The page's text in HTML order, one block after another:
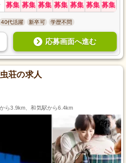
募集 募集 募集 募集 募集 募集 募集
40代活躍 新卒可 学歴不問
応募画面へ進む
荘の求人
ら3.9km、和気駅から6.4km